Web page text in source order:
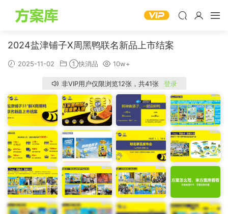
2024盐津铺子X周黑鸭联名新品上市结案
2025-11-02 ①快消品 10w+
非VIP用户仅限浏览12张，共41张 登录